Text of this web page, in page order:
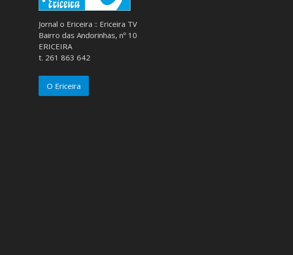
Jornal o Ericeira :: Ericeira TV
Bairro das Andorinhas, nº 10
ERICEIRA
t. 261 863 642
O Ericeira